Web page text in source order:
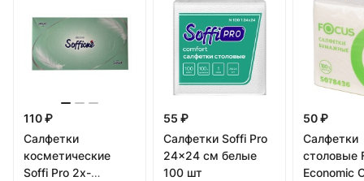
110 ₽
Салфетки
косметические
Soffi Pro 2х-
55 ₽
Салфетки Soffi Pro
24x24 см белые
100 шт
50 ₽
Салфетки
столовые
Economic